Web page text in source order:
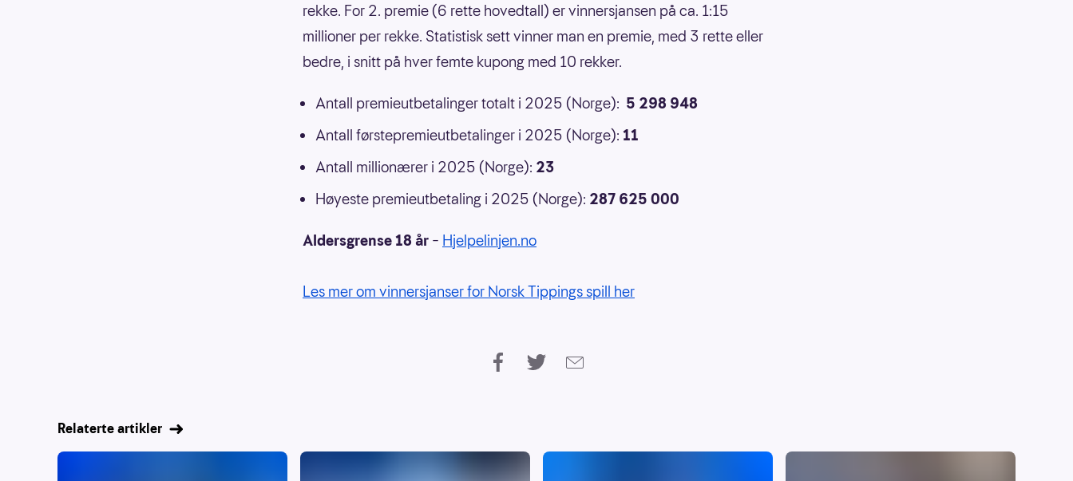
rekke. For 2. premie (6 rette hovedtall) er vinnersjansen på ca. 1:15
millioner per rekke. Statistisk sett vinner man en premie, med 3 rette eller
bedre, i snitt på hver femte kupong med 10 rekker.
Antall premieutbetalinger totalt i 2025 (Norge): 5 298 948
Antall førstepremieutbetalinger i 2025 (Norge): 11
Antall millionærer i 2025 (Norge): 23
Høyeste premieutbetaling i 2025 (Norge): 287 625 000
Aldersgrense 18 år – Hjelpelinjen.no
Les mer om vinnersjanser for Norsk Tippings spill her
Relaterte artikler